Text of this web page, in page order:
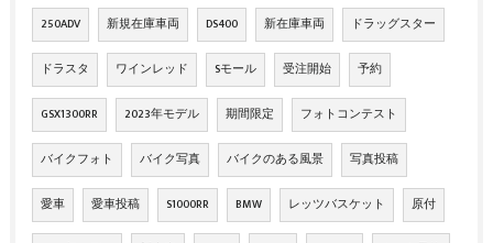
250ADV 新規在庫車両 DS400 新在庫車両 ドラッグスター
ドラスタ ワインレッド Sモール 受注開始 予約
GSX1300RR 2023年モデル 期間限定 フォトコンテスト
バイクフォト バイク写真 バイクのある風景 写真投稿
愛車 愛車投稿 S1000RR BMW レッツバスケット 原付